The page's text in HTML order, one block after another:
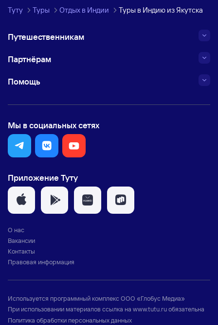
Туту Туры Отдых в Индии Туры в Индию из Якутска
Путешественникам
Партнёрам
Помощь
Мы в социальных сетях
Приложение Туту
О нас
Вакансии
Контакты
Правовая информация
Используется программный комплексООО «Глобус Медиа»
При использовании материалов ссылка на www.tutu.ruобязательна
Политика обработки персональных данных